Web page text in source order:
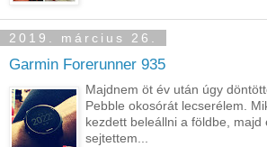
2019. március 26.
Garmin Forerunner 935
Majdnem öt év után úgy
Pebble okosórát lecserélem.
kezdett beleállni a földbe, majd
sejtettem...